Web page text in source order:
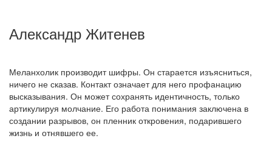
Александр Житенев
Меланхолик производит шифры. Он старается изъясниться,
ничего не сказав. Контакт означает для него профанацию
высказывания. Он может сохранять идентичность, только
артикулируя молчание. Его работа понимания заключена в
создании разрывов, он пленник откровения, подарившего
жизнь и отнявшего ее.